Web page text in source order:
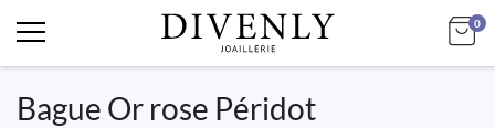
0
Bague Or rose Péridot